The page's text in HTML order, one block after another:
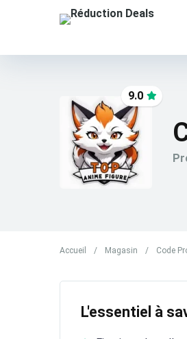
9.0
Accueil / Magasin / Code
L'essentiel à